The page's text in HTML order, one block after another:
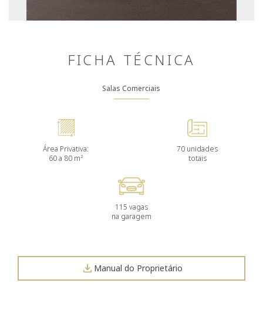
FICHA TÉCNICA
Salas Comerciais
Área Privativa:
60 a 80 m²
70 unidades
totais
115 vagas
na garagem
Manual do Proprietário